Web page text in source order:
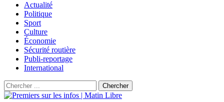
Actualité
Politique
Sport
Culture
Économie
Sécurité routière
Publi-reportage
International